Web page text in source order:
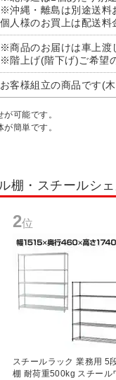
※沖縄・離島は別途送料
個人様のお買上は配送料
※商品のお届けは車上渡
※階上げ(階下げ)ご希望
お客様組立の商品です(
可能です。
簡単です。
棚・スチールシ
2位
スチールラック 業務用 5
棚 耐荷重500kg スチール